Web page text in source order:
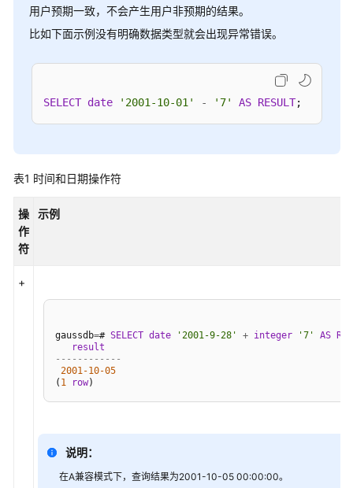
_V2.0-
8.x）
开
指
_V2.0-
_V2.0-
3.x）
库
统
用户预期一致，不会产生用户非预期的结果。
比如下面示例没有明确数据类型就会出现异常错误。
SELECT date '2001-10-01' - '7' AS RESULT
表1 时间和日期操作符
操
作
符
示例
+
gaussdb=# SELECT date '2001-9-28' + integer '7' AS
result
------------
2001-10-05
( 1 row
说明：
在A兼容模式下，查询结果为2001-10-05 00:00:00。